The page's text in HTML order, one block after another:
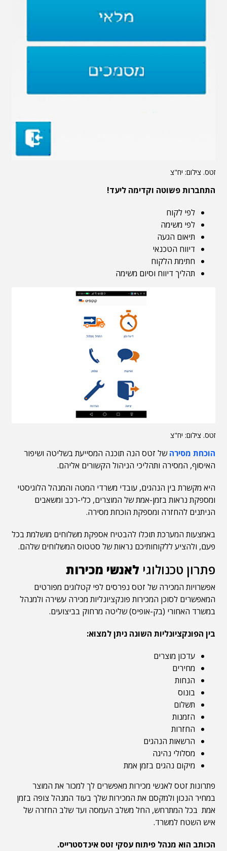
זטס. צילום: יח"צ
התחברות פשוטה וקדימה ליעד!
לפי לקוח
לפי משימה
תיאום הגעה
דיווח הטכנאי
חתימת הלקוח
תהליך דיווח וסיום משימה
זטס. צילום: יח"צ
הוכחת מסירהשל זטס הנה תוכנה המסייעת בשליטה ושיפור
האיסוף, המסירה ותהליכי הניהול הקשורים אליהם.
היא מקשרת בין הנהגים, עובדי משרדי המטה והמנהל הלוגיסטי
ומספקת נראות בזמן-אמת של המוצרים, כלי-רכב ומשאבים
הניתנים להחזרה ומספקת הוכחת מסירה.
באמצעות המערכת תוכלו להבטיח אספקת משלוחים מושלמת בכל
פעם, ולהציע ללקוחותיכם נראות של סטטוס המשלוחים שלהם.
פתרון טכנולוגי לאנשי מכירות
אפשרויות המכירה של זטס נפרסים לפי קטלוגים מפורטים
המאפשרים לסוכן המכירות פונקציונליות מכירה עשירה ולמנהל
במשרד האחורי (בק-אופיס) שליטה מרחוק בביצועים.
בין הפונקציונליות השונה ניתן למצוא:
עדכון מוצרים
מחירים
הנחות
בונוס
תשלום
הזמנות
החזרות
הרשאות הנהגים
מסלולי נהיגה
מיקום נהגים בזמן אמת
פתרונות זטס לאנשי מכירות מאפשרים לך למכור את המוצר
במחיר הנכון ולמקסם את המכירות שלך בעוד המנהל צופה בזמן
אמת בכל המתרחש, החל משלב העמסה ועד שלב החזרה של
איש השטח למשרד.
הכותב הוא מנהל פיתוח עסקי זטס אינדסטרייס.